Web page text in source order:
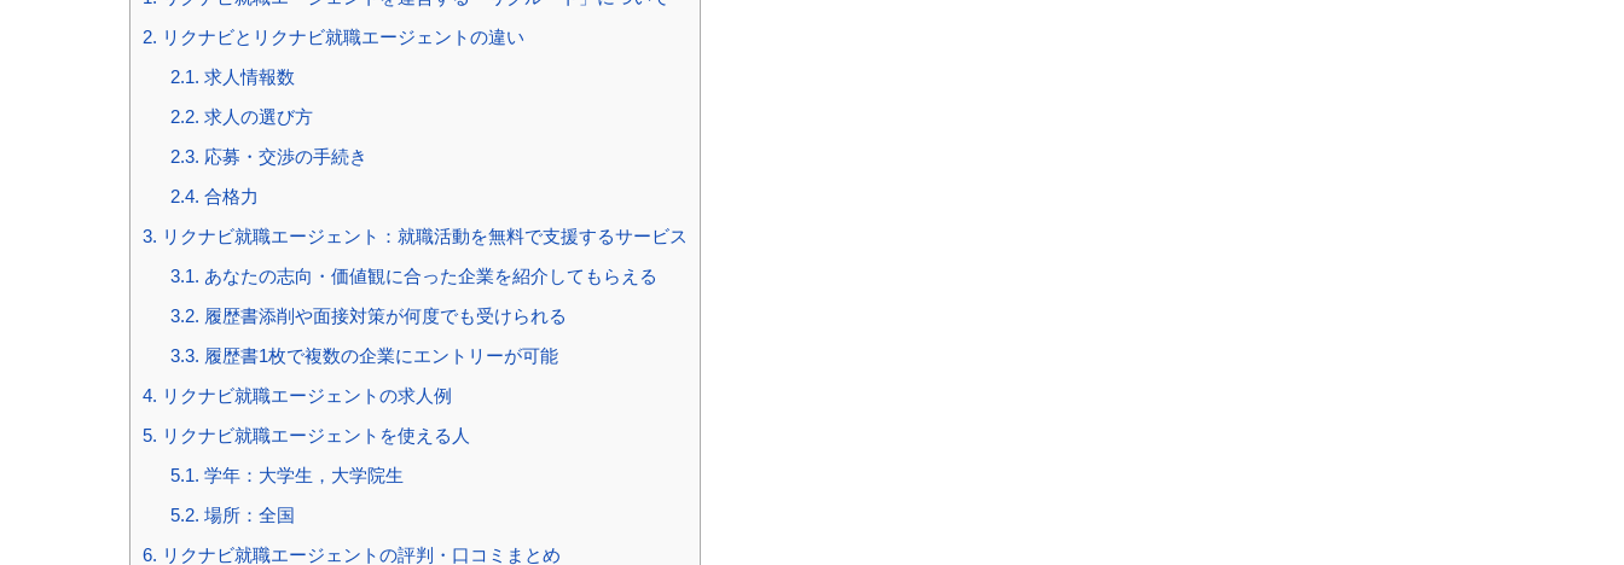
2. リクナビとリクナビ就職エージェントの違い
2.1. 求人情報数
2.2. 求人の選び方
2.3. 応募・交渉の手続き
2.4. 合格力
3. リクナビ就職エージェント：就職活動を無料で支援するサービス
3.1. あなたの志向・価値観に合った企業を紹介してもらえる
3.2. 履歴書添削や面接対策が何度でも受けられる
3.3. 履歴書1枚で複数の企業にエントリーが可能
4. リクナビ就職エージェントの求人例
5. リクナビ就職エージェントを使える人
5.1. 学年：大学生，大学院生
5.2. 場所：全国
6. リクナビ就職エージェントの評判・口コミまとめ